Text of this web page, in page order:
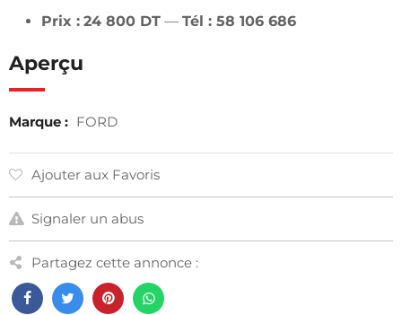
Prix : 24 800 DT — Tél : 58 106 686
Aperçu
Marque : FORD
Ajouter aux Favoris
Signaler un abus
Partagez cette annonce :